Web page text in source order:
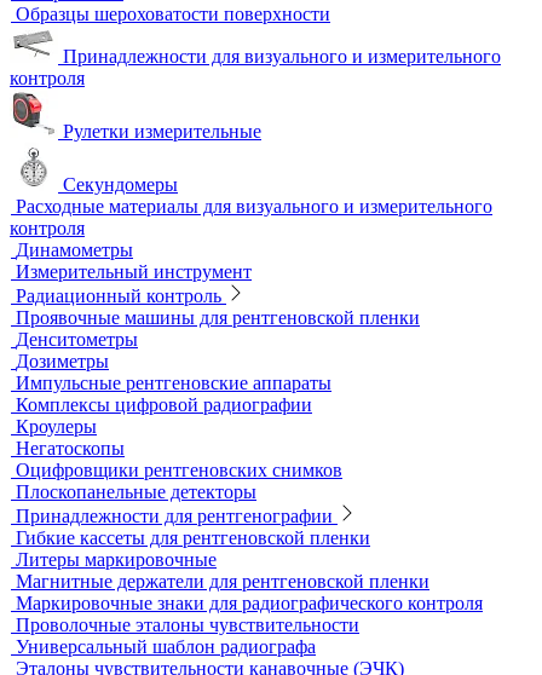
Визуальный и измерительный контроль
ВИК
Видеоэндоскопы
Высокоскоростные камеры
Измерители шероховатости
Испытательные динамометрические стенды
Лупы
Микроскопы
Образцы шероховатости поверхности
Принадлежности для визуального и измерительного
контроля
Рулетки измерительные
Секундомеры
Расходные материалы для визуального и измерительного
контроля
Динамометры
Измерительный инструмент
Радиационный контроль
Проявочные машины для рентгеновской пленки
Денситометры
Дозиметры
Импульсные рентгеновские аппараты
Комплексы цифровой радиографии
Кроулеры
Негатоскопы
Оцифровщики рентгеновских снимков
Плоскопанельные детекторы